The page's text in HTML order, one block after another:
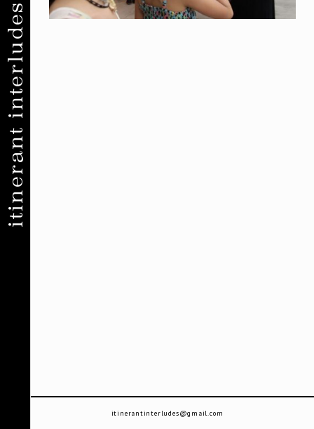
itinerant interludes
itinerantinterludes@gmail.com